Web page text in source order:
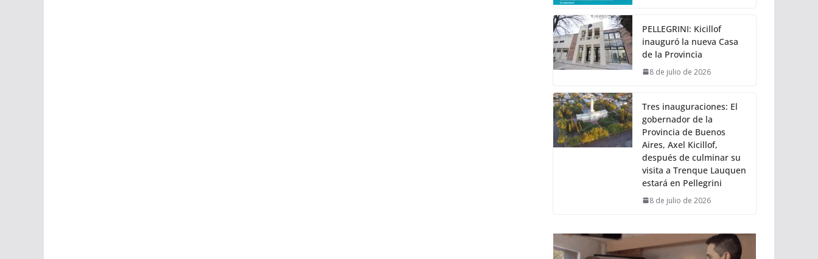
PELLEGRINI: Kicillof
inauguró la nueva Casa
de la Provincia
8 de julio de 2026
Tres inauguraciones: El
gobernador de la
Provincia de Buenos
Aires, Axel Kicillof,
después de culminar su
visita a Trenque Lauquen
estará en Pellegrini
8 de julio de 2026